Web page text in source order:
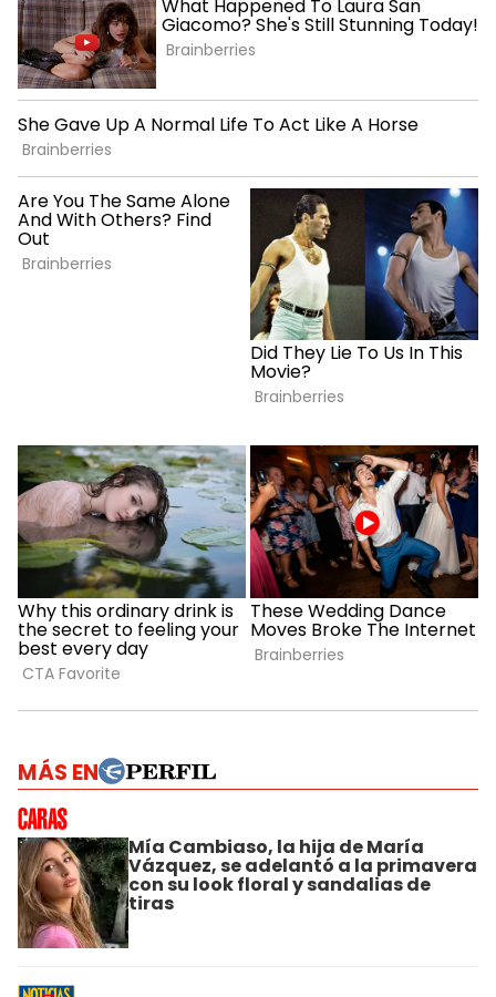
MÁS EN
Mía Cambiaso, la hija de María
Vázquez, se adelantó a la primavera
con su look floral y sandalias de
tiras